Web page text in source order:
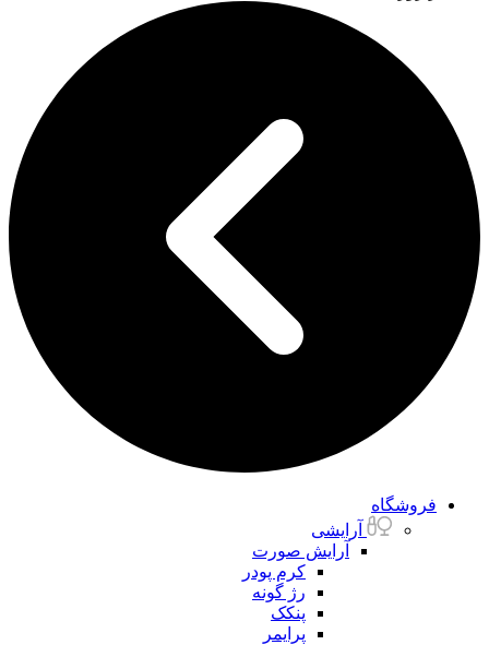
فروشگاه
آرایشی
آرایش صورت
کرم پودر
رژ گونه
پنکک
پرایمر